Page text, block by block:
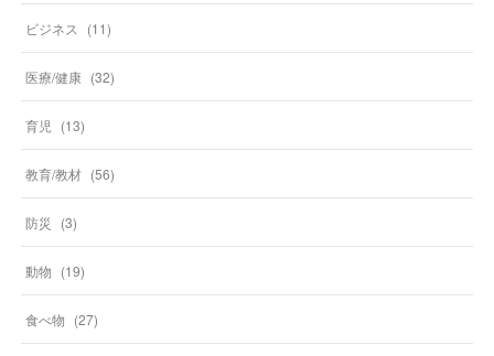
ビジネス (11)
医療/健康 (32)
育児 (13)
教育/教材 (56)
防災 (3)
動物 (19)
食べ物 (27)